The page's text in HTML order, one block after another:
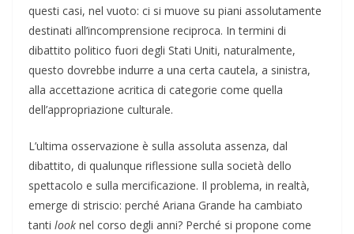
questi casi, nel vuoto: ci si muove su piani assolutamente
destinati all’incomprensione reciproca. In termini di
dibattito politico fuori degli Stati Uniti, naturalmente,
questo dovrebbe indurre a una certa cautela, a sinistra,
alla accettazione acritica di categorie come quella
dell’appropriazione culturale.
L’ultima osservazione è sulla assoluta assenza, dal
dibattito, di qualunque riflessione sulla società dello
spettacolo e sulla mercificazione. Il problema, in realtà,
emerge di striscio: perché Ariana Grande ha cambiato
tanti look nel corso degli anni? Perché si propone come